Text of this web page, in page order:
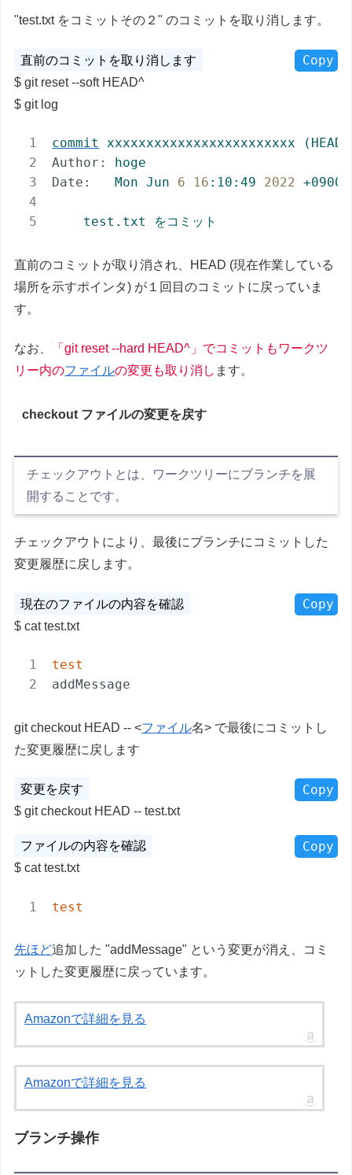
"test.txt をコミットその２" のコミットを取り消します。
Copy
git reset --soft HEAD^
git log
commit xxxxxxxxxxxxxxxxxxxxxxxx (HEAD
Author:
hoge
Date:
Mon Jun 6 16 :10:49 2022 +0900
test.txt をコミット
直前のコミットが取り消され、HEAD (現在作業している
場所を示すポインタ) が１回目のコミットに戻っていま
す。
なお、 「git reset --hard HEAD^」でコミットも ワークツ
リー内のファイルの変更も取り消し ます。
checkout ファイルの変更を戻す
チェックアウトとは、ワークツリーにブランチを展
開することです。
チェックアウトにより、最後にブランチにコミットした
変更履歴に戻します。
Copy
cat test.txt
test
addMessage
git checkout HEAD -- <ファイル名> で最後にコミットし
た変更履歴に戻します
Copy
git checkout HEAD -- test.txt
Copy
cat test.txt
test
先ほど追加した "addMessage" という変更が消え、コミ
ットした変更履歴に戻っています。
Amazonで詳細を見る
Amazonで詳細を見る
ブランチ操作